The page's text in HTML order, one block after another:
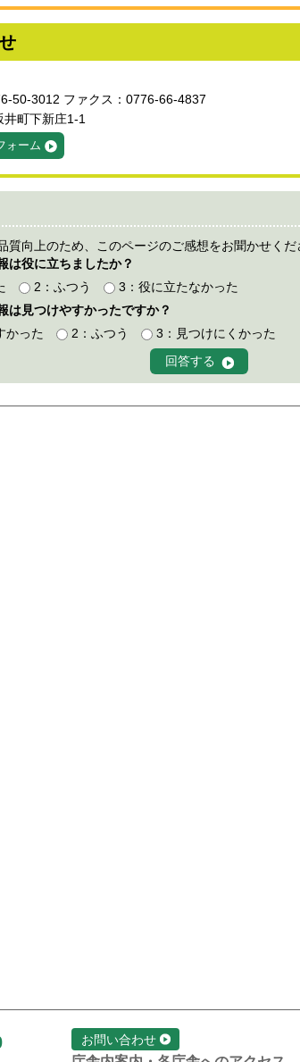
50-3012 ファクス：0776-66-4837
町下新庄1-1
ォーム
質向上のため、このページのご感想をお聞かせくだ
は役に立ちましたか？
2：ふつう
3：役に立たなかった
は見つけやすかったですか？
かった
2：ふつう 3：見つけにくかった
お問い合わせ